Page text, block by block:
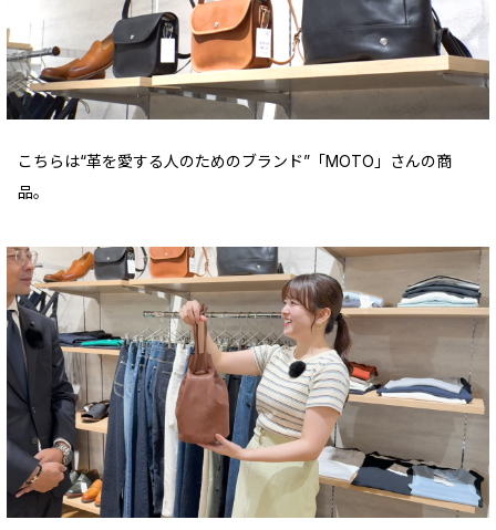
こちらは“革を愛する人のためのブランド”「MOTO」さんの商
品。